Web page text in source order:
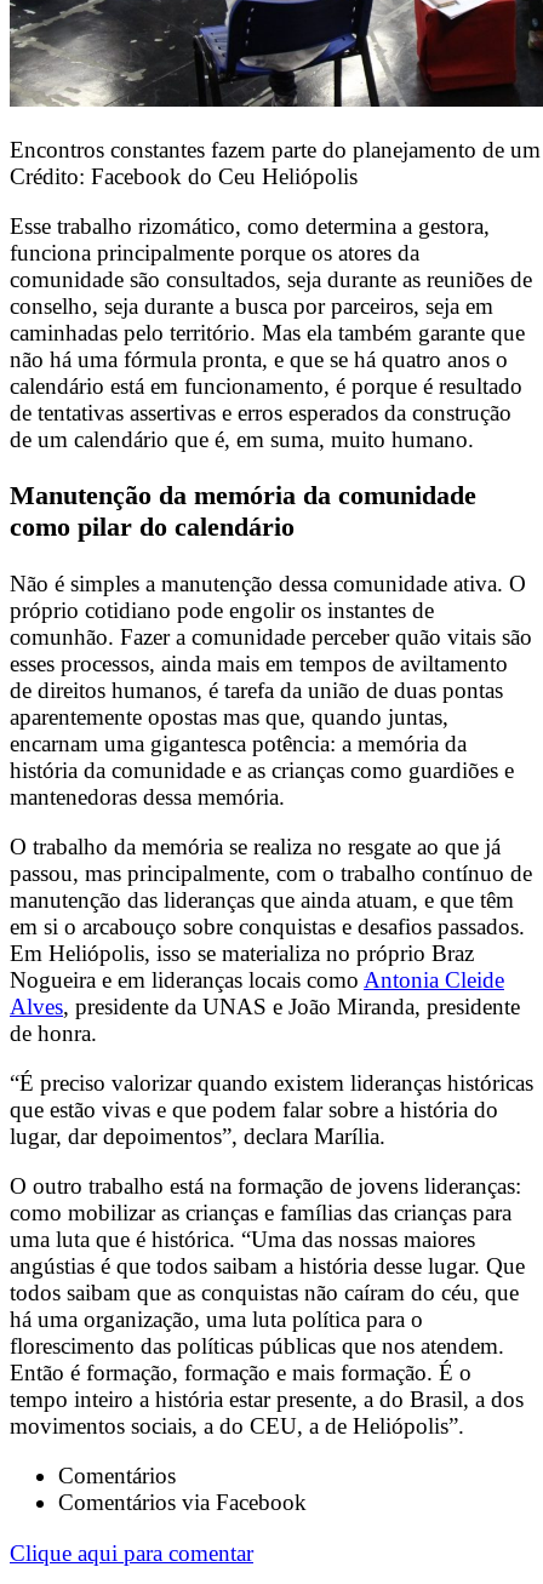
Encontros constantes fazem parte do planejamento de
Crédito: Facebook do Ceu Heliópolis
Esse trabalho rizomático, como determina a gestora,
funciona principalmente porque os atores da
comunidade são consultados, seja durante as reuniões de
conselho, seja durante a busca por parceiros, seja em
caminhadas pelo território. Mas ela também garante que
não há uma fórmula pronta, e que se há quatro anos o
calendário está em funcionamento, é porque é resultado
de tentativas assertivas e erros esperados da construção
de um calendário que é, em suma, muito humano.
Manutenção da memória da comunidade
como pilar do calendário
Não é simples a manutenção dessa comunidade ativa. O
próprio cotidiano pode engolir os instantes de
comunhão. Fazer a comunidade perceber quão vitais são
esses processos, ainda mais em tempos de aviltamento
de direitos humanos, é tarefa da união de duas pontas
aparentemente opostas mas que, quando juntas,
encarnam uma gigantesca potência: a memória da
história da comunidade e as crianças como guardiões e
mantenedoras dessa memória.
O trabalho da memória se realiza no resgate ao que já
passou, mas principalmente, com o trabalho contínuo de
manutenção das lideranças que ainda atuam, e que têm
em si o arcabouço sobre conquistas e desafios passados.
Em Heliópolis, isso se materializa no próprio Braz
Nogueira e em lideranças locais como Antonia Cleide
Alves, presidente da UNAS e João Miranda, presidente
de honra.
“É preciso valorizar quando existem lideranças históricas
que estão vivas e que podem falar sobre a história do
lugar, dar depoimentos”, declara Marília.
O outro trabalho está na formação de jovens lideranças:
como mobilizar as crianças e famílias das crianças para
uma luta que é histórica. “Uma das nossas maiores
angústias é que todos saibam a história desse lugar. Que
todos saibam que as conquistas não caíram do céu, que
há uma organização, uma luta política para o
florescimento das políticas públicas que nos atendem.
Então é formação, formação e mais formação. É o
tempo inteiro a história estar presente, a do Brasil, a dos
movimentos sociais, a do CEU, a de Heliópolis”.
Comentários
Comentários via Facebook
Clique aqui para comentar